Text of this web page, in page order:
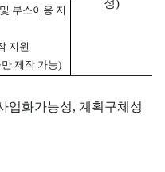
정)
부스이용 지
지원
제작 가능)
업화가능성, 계획구체성